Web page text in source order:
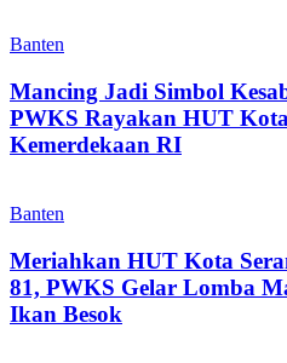
Banten
Mancing Jadi Simbol
PWKS Rayakan HUT
Kemerdekaan RI
Banten
Meriahkan HUT Kota
81, PWKS Gelar Lomba
Ikan Besok